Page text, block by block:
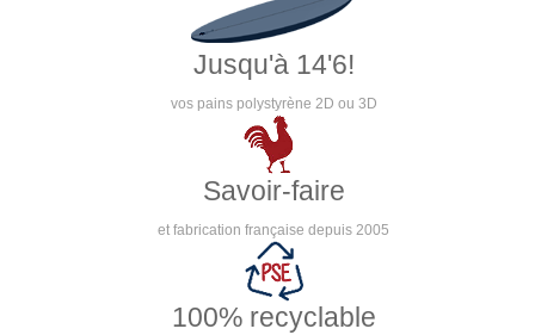
Jusqu'à 14'6!
vos pains polystyrène 2D ou 3D
Savoir-faire
et fabrication française depuis 2005
100% recyclable